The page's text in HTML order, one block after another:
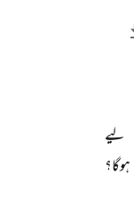
لیے
ہوگا؟